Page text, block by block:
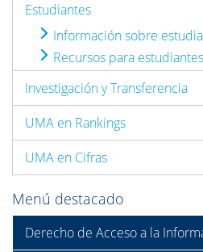
Estudiantes
Información sobre
Recursos para estudiantes
Investigación y Transferencia
UMA en Rankings
UMA en Cifras
Menú destacado
Derecho de Acceso a la